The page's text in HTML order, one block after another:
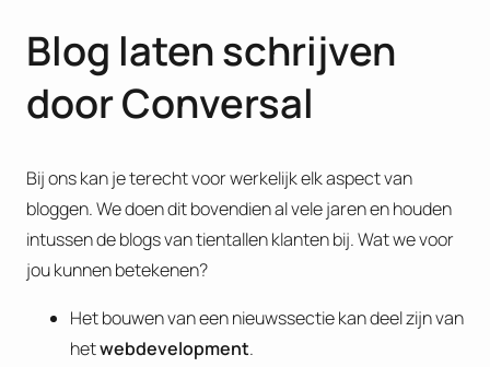
Blog laten schrijven
door Conversal
Bij ons kan je terecht voor werkelijk elk aspect van
bloggen. We doen dit bovendien al vele jaren en houden
intussen de blogs van tientallen klanten bij. Wat we voor
jou kunnen betekenen?
Het bouwen van een nieuwssectie kan deel zijn van
hetwebdevelopment.